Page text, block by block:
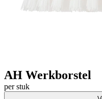
AH Werkborstel
per stuk